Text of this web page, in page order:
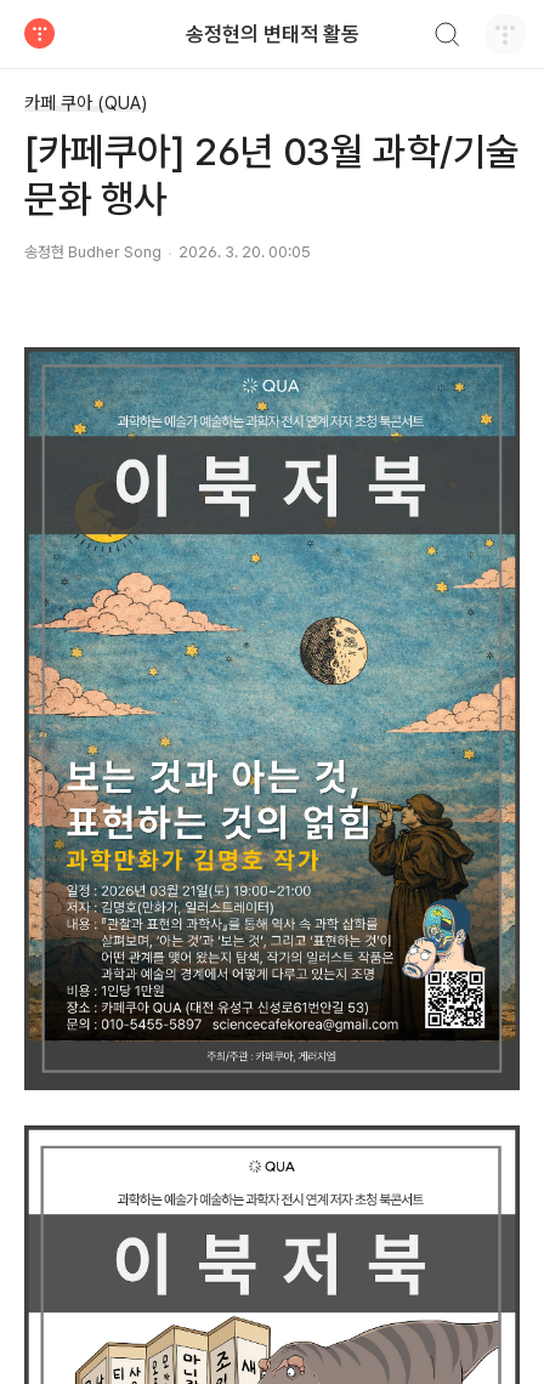
송정현의 변태적 활동
카페 쿠아 (QUA)
[카페쿠아] 26년 03월 과학/기술
문화 행사
송정현 Budher Song 2026. 3. 20. 00:05